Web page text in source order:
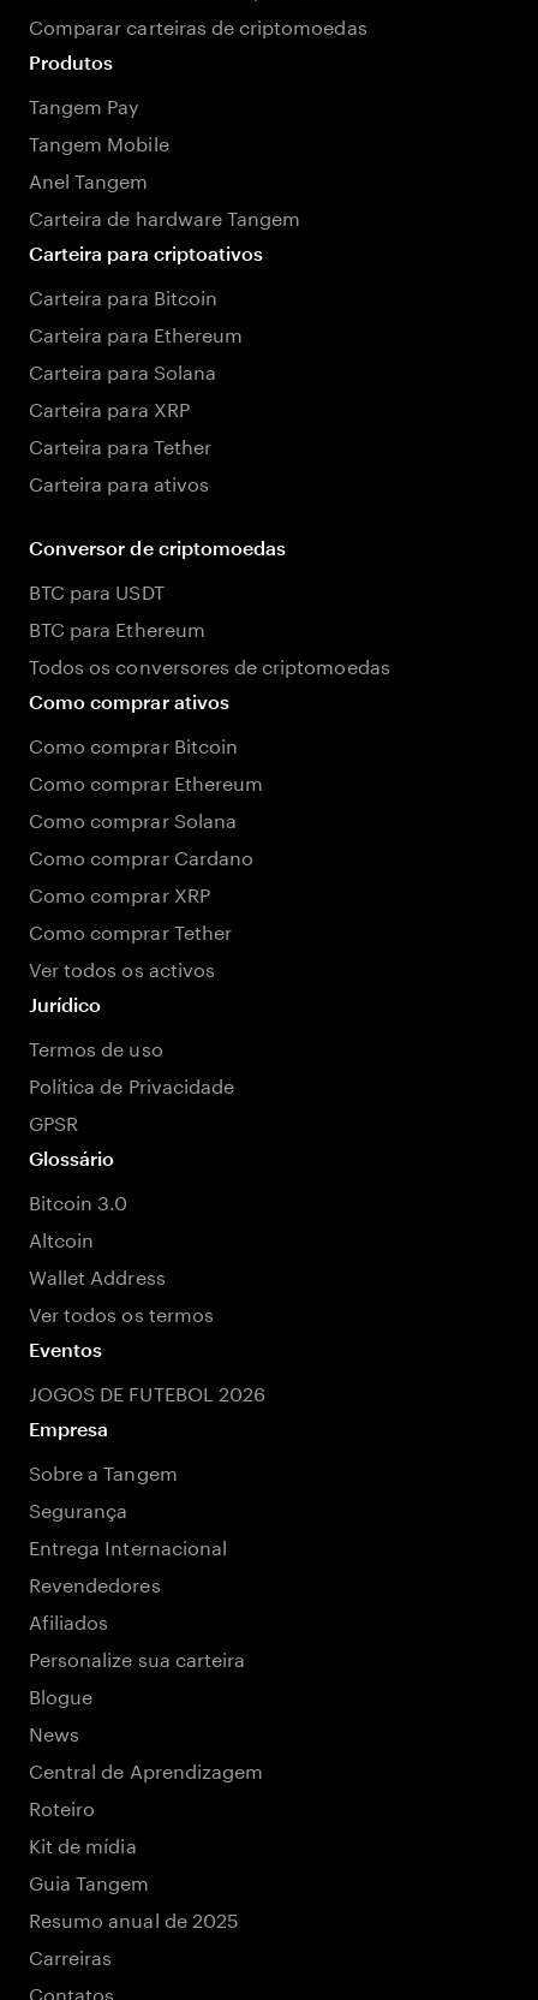
Comparar carteiras de criptomoedas
Produtos
Tangem Pay
Tangem Mobile
Anel Tangem
Carteira de hardware Tangem
Carteira para criptoativos
Carteira para Bitcoin
Carteira para Ethereum
Carteira para Solana
Carteira para XRP
Carteira para Tether
Carteira para ativos
Conversor de criptomoedas
BTC para USDT
BTC para Ethereum
Todos os conversores de criptomoedas
Como comprar ativos
Como comprar Bitcoin
Como comprar Ethereum
Como comprar Solana
Como comprar Cardano
Como comprar XRP
Como comprar Tether
Ver todos os activos
Jurídico
Termos de uso
Política de Privacidade
GPSR
Glossário
Bitcoin 3.0
Altcoin
Wallet Address
Ver todos os termos
Eventos
JOGOS DE FUTEBOL 2026
Empresa
Sobre a Tangem
Segurança
Entrega Internacional
Revendedores
Afiliados
Personalize sua carteira
Blogue
News
Central de Aprendizagem
Roteiro
Kit de mídia
Guia Tangem
Resumo anual de 2025
Carreiras
Contatos